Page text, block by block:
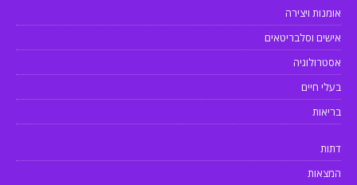
אומנות ויצירה
אישים וסלבריטאים
אסטרולוגיה
בעלי חיים
בריאות
דתות
המצאות